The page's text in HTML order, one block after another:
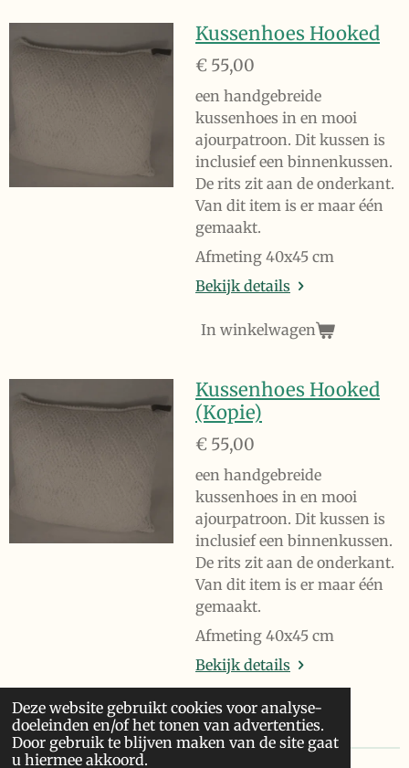
Deze website gebruikt cookies voor analyse-
doeleinden en/of het tonen van advertenties.
Door gebruik te blijven maken van de site gaat
u hiermee akkoord.
Kussenhoes Hooked
€ 55,00
een handgebreide
kussenhoes in en mooi
ajourpatroon. Dit kussen is
inclusief een binnenkussen.
De rits zit aan de onderkant.
Van dit item is er maar één
gemaakt.
Afmeting 40x45 cm
Bekijk details
In winkelwagen
Kussenhoes Hooked
(Kopie)
€ 55,00
een handgebreide
kussenhoes in en mooi
ajourpatroon. Dit kussen is
inclusief een binnenkussen.
De rits zit aan de onderkant.
Van dit item is er maar één
gemaakt.
Afmeting 40x45 cm
Bekijk details
In winkelwagen